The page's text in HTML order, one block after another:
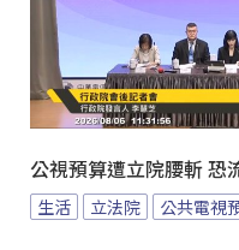
公視預算遭立院腰斬 恐
生活 立法院 公共電視